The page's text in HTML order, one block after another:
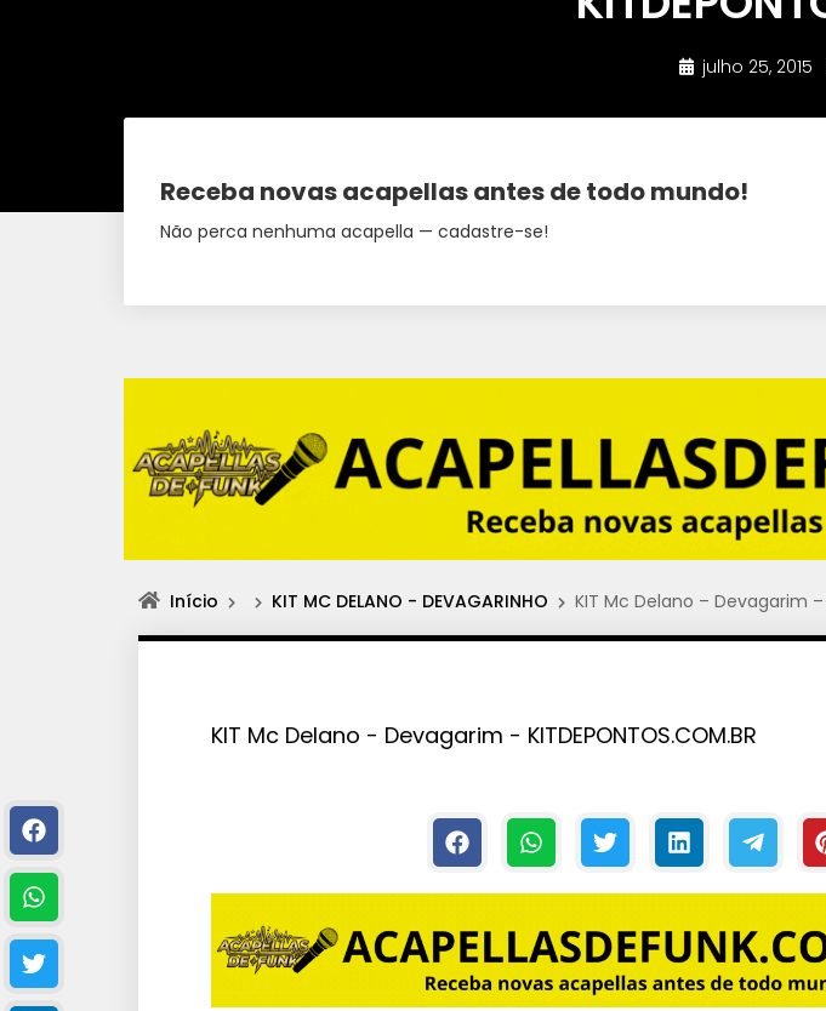
julho 25, 2015
Receba novas acapellas antes de todo mundo!
Não perca nenhuma acapella — cadastre-se!
Início KIT MC DELANO - DEVAGARINHO KIT Mc Delano – Devagarim –
KIT Mc Delano - Devagarim - KITDEPONTOS.COM.BR